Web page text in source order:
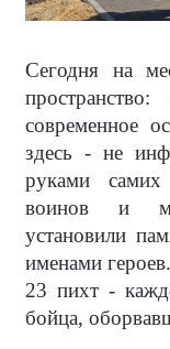
Сегодня на
современное
здесь - не
руками
воинов и
установили
именами
23 пихт -
бойца,